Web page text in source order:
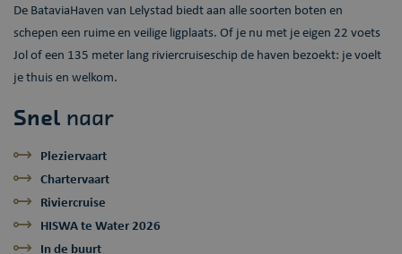
De BataviaHaven van Lelystad biedt aan alle soorten boten en
schepen een ruime en veilige ligplaats. Of je nu met je eigen 22 voets
Jol of een 135 meter lang riviercruiseschip de haven bezoekt: je voelt
je thuis en welkom.
Snel naar
Pleziervaart
Chartervaart
Riviercruise
HISWA te Water 2026
In de buurt